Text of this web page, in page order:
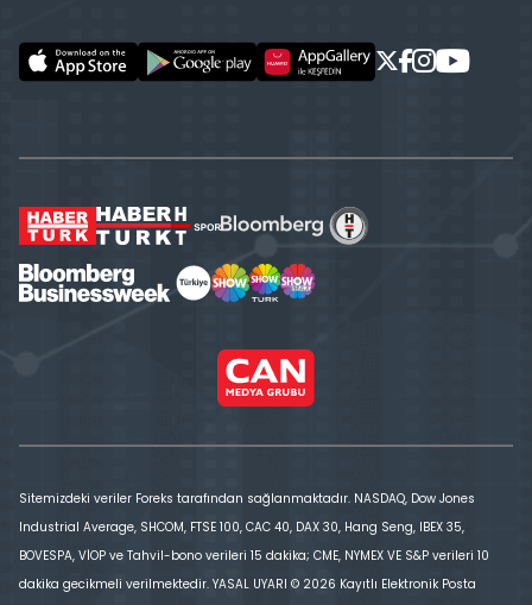
Sitemizdeki veriler Foreks tarafından sağlanmaktadır. NASDAQ, Dow Jones
Industrial Average, SHCOM, FTSE 100, CAC 40, DAX 30, Hang Seng, IBEX 35,
BOVESPA, VİOP ve Tahvil-bono verileri 15 dakika; CME, NYMEX VE S&P verileri 10
dakika gecikmeli verilmektedir. YASAL UYARI © 2026 Kayıtlı Elektronik Posta